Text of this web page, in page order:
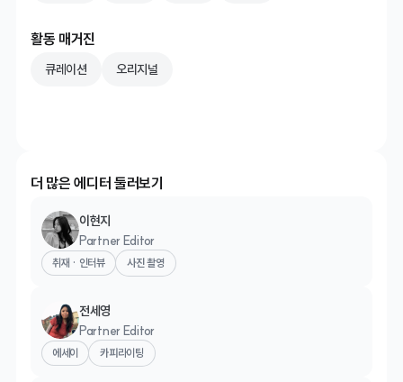
활동 매거진
큐레이션 오리지널
더 많은 에디터 둘러보기
이현지
Partner Editor
취재 · 인터뷰 사진 촬영
전세영
Partner Editor
에세이 카피라이팅